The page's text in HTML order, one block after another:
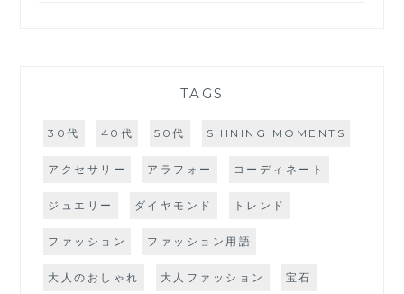
TAGS
30代 40代 50代 SHINING MOMENTS
アクセサリー アラフォー コーディネート
ジュエリー ダイヤモンド トレンド
ファッション ファッション用語
大人のおしゃれ 大人ファッション 宝石